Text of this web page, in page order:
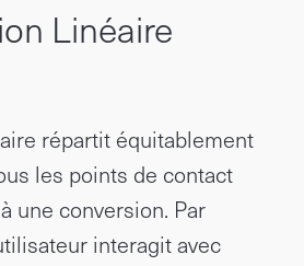
Linéaire
répartit équitablement
les points de contact
une conversion. Par
interagit avec